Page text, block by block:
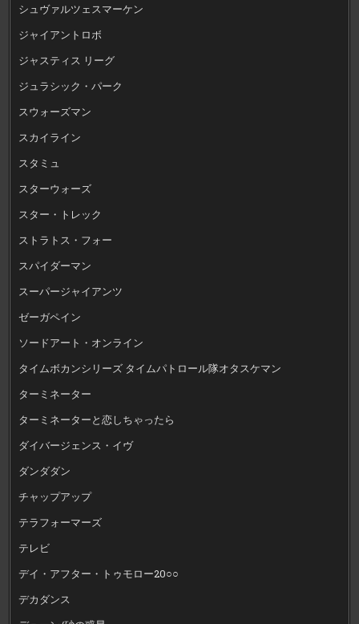
シュヴァルツェスマーケン
ジャイアントロボ
ジャスティス リーグ
ジュラシック・パーク
スウォーズマン
スカイライン
スタミュ
スターウォーズ
スター・トレック
ストラトス・フォー
スパイダーマン
スーパージャイアンツ
ゼーガペイン
ソードアート・オンライン
タイムボカンシリーズ タイムパトロール隊オタスケマン
ターミネーター
ターミネーターと恋しちゃったら
ダイバージェンス・イヴ
ダンダダン
チャップアップ
テラフォーマーズ
テレビ
デイ・アフター・トゥモロー20○○
デカダンス